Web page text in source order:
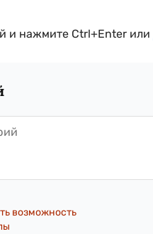
и нажмите Ctrl+Enter или
возможность